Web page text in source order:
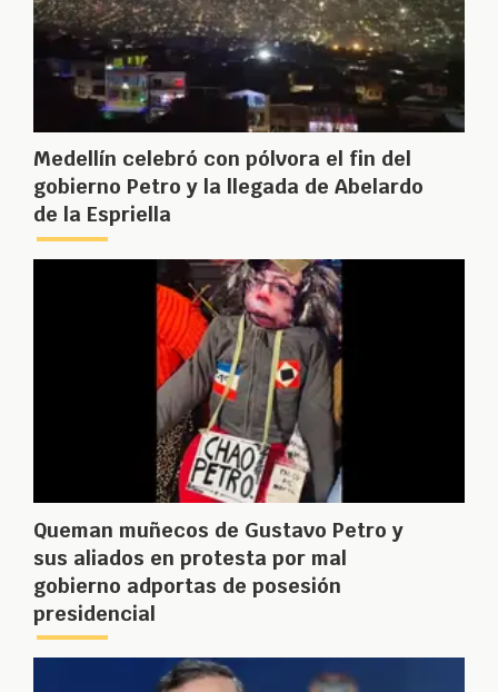
Medellín celebró con pólvora el fin del
gobierno Petro y la llegada de Abelardo
de la Espriella
Queman muñecos de Gustavo Petro y
sus aliados en protesta por mal
gobierno adportas de posesión
presidencial